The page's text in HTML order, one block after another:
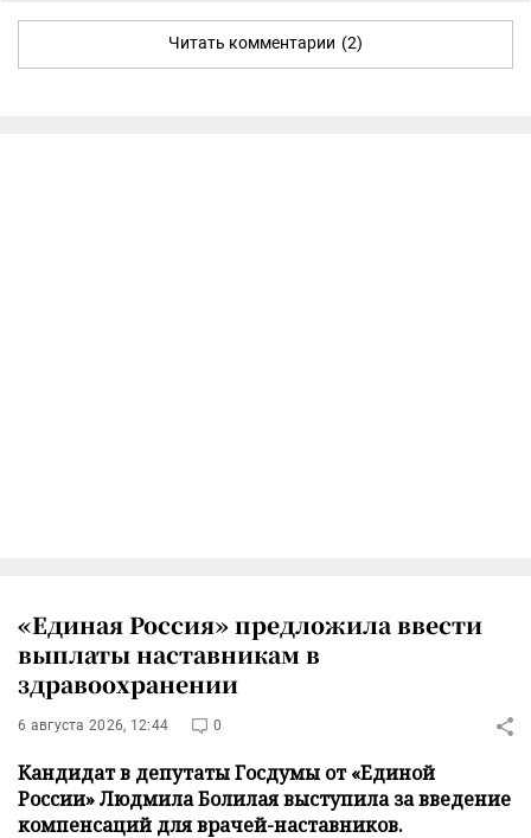
Читать комментарии (2)
«Единая Россия» предложила ввести
выплаты наставникам в
здравоохранении
6 августа 2026, 12:44 0
Кандидат в депутаты Госдумы от «Единой
России» Людмила Болилая выступила за введение
компенсаций для врачей-наставников.